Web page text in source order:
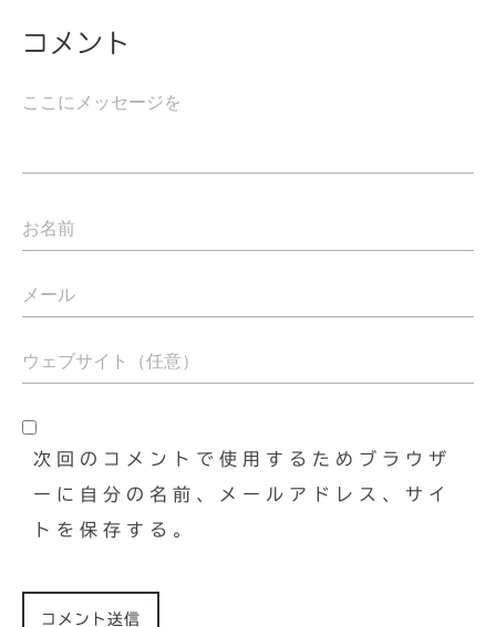
コメント
次回のコメントで使用するためブラウザ
ーに自分の名前、メールアドレス、サイ
トを保存する。